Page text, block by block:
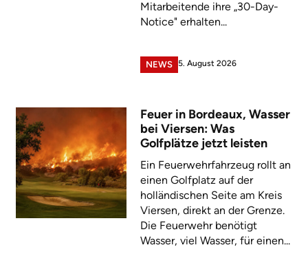
Mitarbeitende ihre „30-Day-
Notice" erhalten...
NEWS 5. August 2026
Feuer in Bordeaux, Wasser
bei Viersen: Was
Golfplätze jetzt leisten
Ein Feuerwehrfahrzeug rollt an
einen Golfplatz auf der
holländischen Seite am Kreis
Viersen, direkt an der Grenze.
Die Feuerwehr benötigt
Wasser, viel Wasser, für einen...